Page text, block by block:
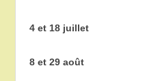
4 et 18 juillet
8 et 29 août